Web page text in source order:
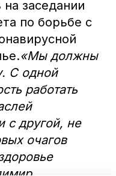
заседании
по борьбе с
«Мы должны
С одной
работать
с другой, не
очагов